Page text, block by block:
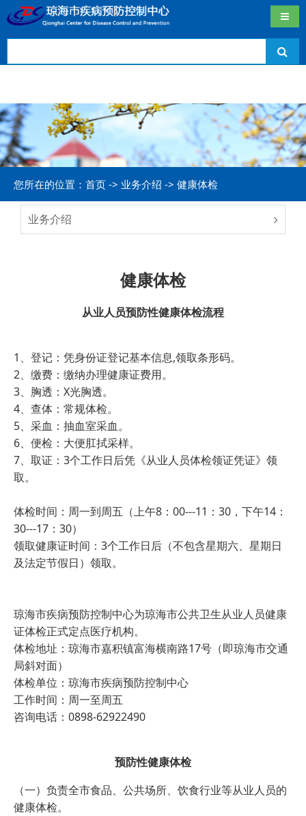
导航
您所在的位置：首页 -> 业务介绍 -> 健康体检
业务介绍
健康体检
从业人员预防性健康体检流程
1、登记：凭身份证登记基本信息,领取条形码。
2、缴费：缴纳办理健康证费用。
3、胸透：X光胸透。
4、查体：常规体检。
5、采血：抽血室采血。
6、便检：大便肛拭采样。
7、取证：3个工作日后凭《从业人员体检领证凭证》领
取。
体检时间：周一到周五（上午8：00---11：30，下午14：
30---17：30）
领取健康证时间：3个工作日后（不包含星期六、星期日
及法定节假日）领取。
琼海市疾病预防控制中心为琼海市公共卫生从业人员健康
证体检正式定点医疗机构。
体检地址：琼海市嘉积镇富海横南路17号（即琼海市交通
局斜对面）
体检单位：琼海市疾病预防控制中心
工作时间：周一至周五
咨询电话：0898-62922490
预防性健康体检
（一）负责全市食品、公共场所、饮食行业等从业人员的
健康体检。